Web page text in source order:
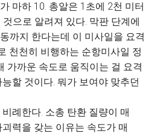
마하 10. 총알은 1초에 2천 미터
으로 알려져 있다. 막판 단계에
까지 한다는데 이 미사일을 요격
천천히 비행하는 순항미사일 정
가까운 속도로 움직이는 걸 요격
할 것이다. 뭐가 보여야 맞추던
례한다. 소총 탄환 질량이 매
력을 갖는 이유는 속도가 매